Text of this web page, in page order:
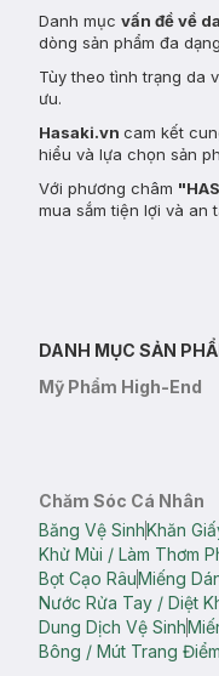
Danh mục vấn đề về
dòng sản phẩm đa
Tùy theo tình trạng da
ưu.
Hasaki.vn cam kết
hiểu và lựa chọn sản
Với phương châm
mua sắm tiện lợi và an
DANH MỤC SẢN
Mỹ Phẩm High-End
Chăm Sóc Cá Nhân
Băng Vệ SinhKhăn
Khử Mùi / Làm Thơm
Bọt Cạo RâuMiếng
Nước Rửa Tay / Diệt
Dung Dịch Vệ Sinh
Bông / Mút Trang Điểm